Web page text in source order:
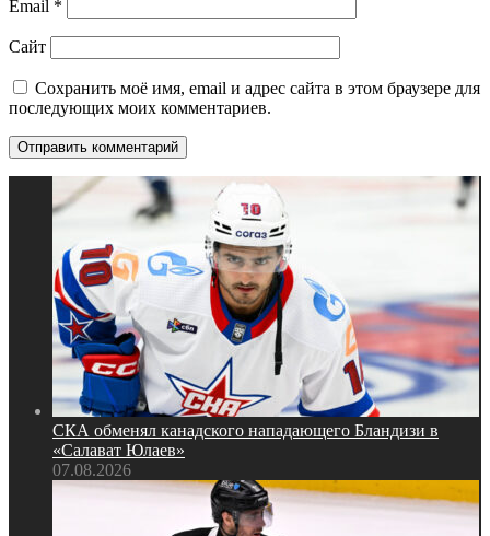
Email *
Сайт
Сохранить моё имя, email и адрес сайта в этом браузере для
последующих моих комментариев.
СКА обменял канадского нападающего Бландизи в
«Салават Юлаев»
07.08.2026